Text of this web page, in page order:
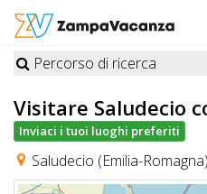
STRUTTURE
A
DOG
Percorso di ricerca
Visitare Saludecio
Inviaci i tuoi luoghi preferiti
Saludecio (Emilia-Romagna)